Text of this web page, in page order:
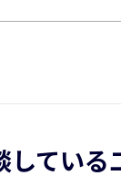
している